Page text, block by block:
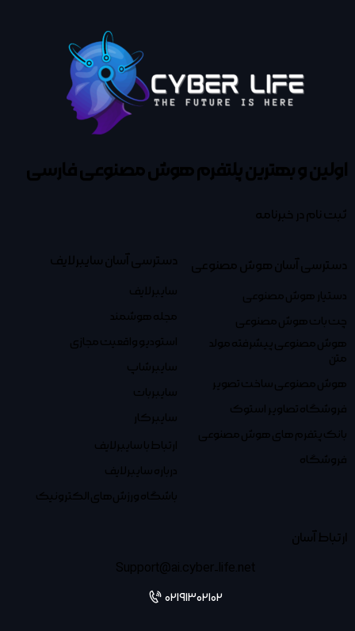
اولین و بهترین پلتفرمهوش مصنوعی فارسی
ثبت نام در خبرنامه
دسترسی آسان هوش مصنوعی
دستیار هوش مصنوعی
چت بات هوش مصنوعی
هوش مصنوعی پیشرفته مولد
متن
هوش مصنوعی ساخت تصویر
فروشگاه تصاویر استوک
بانک پتفرم های هوش مصنوعی
فروشگاه
دسترسی آسان سایبرلایف
سایبرلایف
مجله هوشمند
استودیو واقعیت مجازی
سایبرشاپ
سایبربات
سایبرکار
ارتباط با سایبرلایف
درباره سایبرلایف
باشگاه ورزش‌های الکترونیک
ارتباط آسان
Support@ai.cyber-life.net
02191302102